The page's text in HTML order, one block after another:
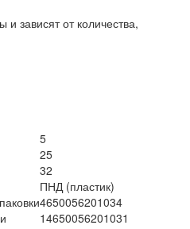
зависят от количества,
5
25
32
ПНД (пластик)
4650056201034
14650056201031